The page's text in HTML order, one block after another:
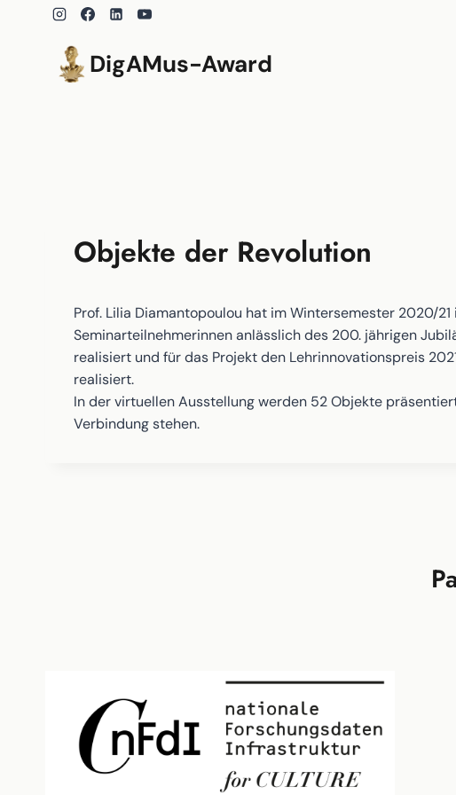
DigAMus-Award
Objekte der Revolution
Prof. Lilia Diamantopoulou hat im Wintersemester 2020/
Seminarteilnehmerinnen anlässlich des 200. jährigen
realisiert und für das Projekt den Lehrinnovationspreis
realisiert.
In der virtuellen Ausstellung werden 52 Objekte
Verbindung stehen.